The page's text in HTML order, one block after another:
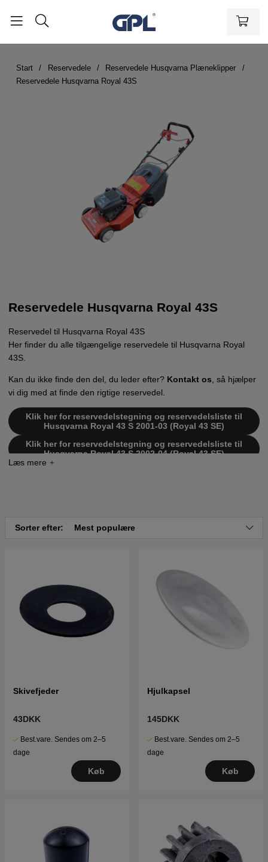
Start Reservedele
Reservedele Husqvarna Plæneklipper
Reservedele Husqvarna Royal 43S
Reservedele Husqvarna Royal 43S
Reservedel til Husqvarna Royal 43S
Her finder du alle tilgængelige reservedele til Husqvarna Royal
43S.
Kan du ikke finde den del, du leder efter? Kontakt os , så hjælper
vi dig med at finde den rigtige reservedel.
Klik her for reservedelstegning og reservedelsliste til
Husqvarna Royal 43 S 2001-03 (Royal 43 SE)
Klik her for reservedelstegning og reservedelsliste til
Husqvarna Royal 43 S 2002-04 (Royal 43 SE)
Klik her for reservedelstegning og reservedelsliste til
Klik her for reservedelstegning og reservedelsliste til
Husqvarna Royal 43 S 1995-08 (Royal 43 S)
Klik her for reservedelstegning og reservedelsliste til
Husqvarna Royal 43 S 1996-04 (Royal 43 S)
Sorter efter: Mest populære
Skivefjeder
43DKK
Best.vare. Sendes om 2–5
dage
Køb
Hjulkapsel
145DKK
Best.vare. Sendes om 2–5
dage
Køb